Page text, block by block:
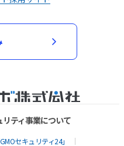
ティ事業について
セキュリティ24」